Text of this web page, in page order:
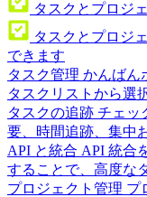
タスクとプロジ
タスクとプロジ
できます
タスク管理 かんばん
タスクリストから選
タスクの追跡 チェッ
要、時間追跡、集中
API と統合 API 統合
することで、高度な
プロジェクト管理 プ